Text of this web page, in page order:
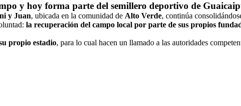
y hoy forma parte del semillero deportivo de
y Juan, ubicada en la comunidad de Alto Verde, continúa
la recuperación del campo local por parte de sus propios
propio estadio, para lo cual hacen un llamado a las autoridades